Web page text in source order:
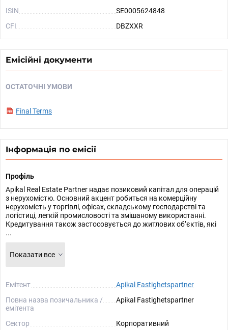
ISIN
SE0005624848
CFI
DBZXXR
Емісійні документи
ОСТАТОЧНІ УМОВИ
Final Terms
Інформація по емісії
Профіль
Apikal Real Estate Partner надає позиковий капітал для операцій
з нерухомістю. Основний акцент робиться на комерційну
нерухомість у торгівлі, офісах, складському господарстві та
логістиці, легкій промисловості та змішаному використанні.
Кредитування також застосовується до житлових об’єктів, які
...
Показати все
Емітент
Apikal Fastighetspartner
Повна назва позичальника /
емітента
Apikal Fastighetspartner
Сектор
Корпоративний